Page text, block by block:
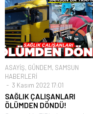
ASAYİŞ, GÜNDEM, SAMSUN
HABERLERİ
3 Kasım 2022 17:01
SAĞLIK ÇALIŞANLARI
ÖLÜMDEN DÖNDÜ!